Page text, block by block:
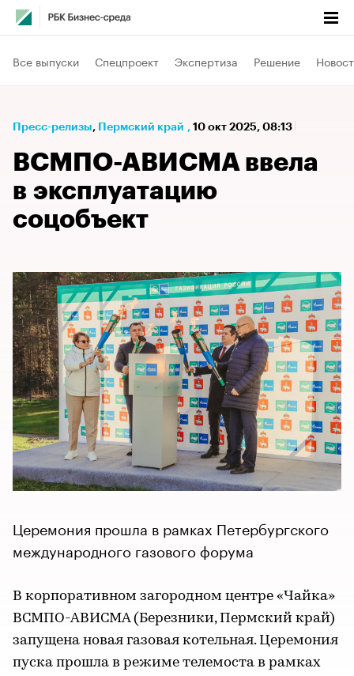
Все выпуски Спецпроект Экспертиза Решение
Пресс-релизы⁠, Пермский край , 10 окт 2025, 08:13
ВСМПО-АВИСМА ввела
в эксплуатацию
соцобъект
Церемония прошла в рамках Петербургского
международного газового форума
В корпоративном загородном центре «Чайка»
ВСМПО-АВИСМА (Березники, Пермский край)
запущена новая газовая котельная. Церемония
пуска прошла в режиме телемоста в рамках